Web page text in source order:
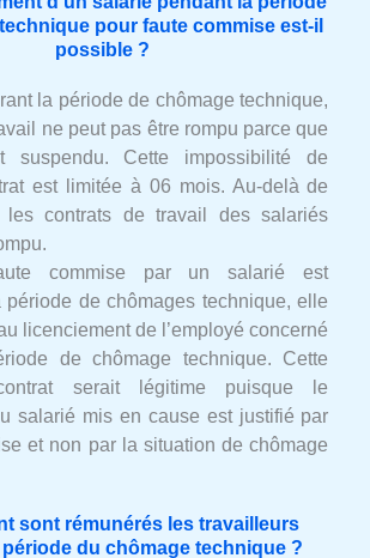
pour faute commise est-il
possible ?
la période de chômage technique,
ne peut pas être rompu parce que
suspendu. Cette impossibilité de
est limitée à 06 mois. Au-delà de
les contrats de travail des salariés
commise par un salarié est
période de chômages technique, elle
licenciement de l’employé concerné
de chômage technique. Cette
serait légitime puisque le
salarié mis en cause est justifié par
et non par la situation de chômage
sont rémunérés les travailleurs
du chômage technique ?